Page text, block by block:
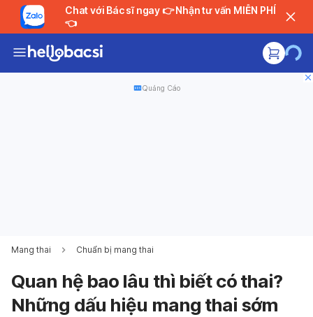
Chat với Bác sĩ ngay 👉 Nhận tư vấn MIỄN PHÍ
👈
Quảng Cáo
Mang thai Chuẩn bị mang thai
Quan hệ bao lâu thì biết có thai?
Những dấu hiệu mang thai sớm